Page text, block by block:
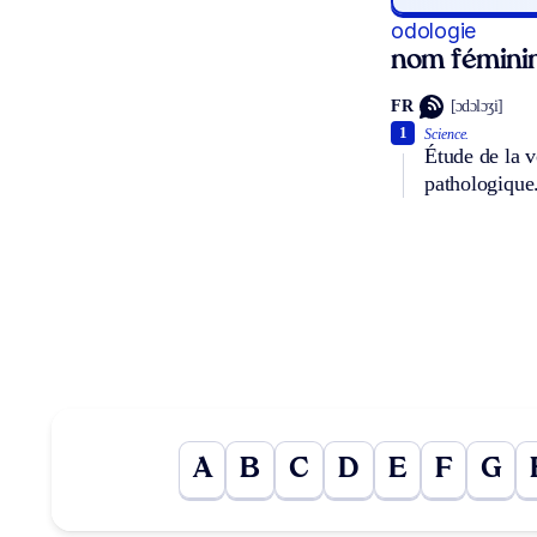
odologie
nom
FR [ɔdɔlɔʒi]
Science.
Étude de la
1
A B C D E F G